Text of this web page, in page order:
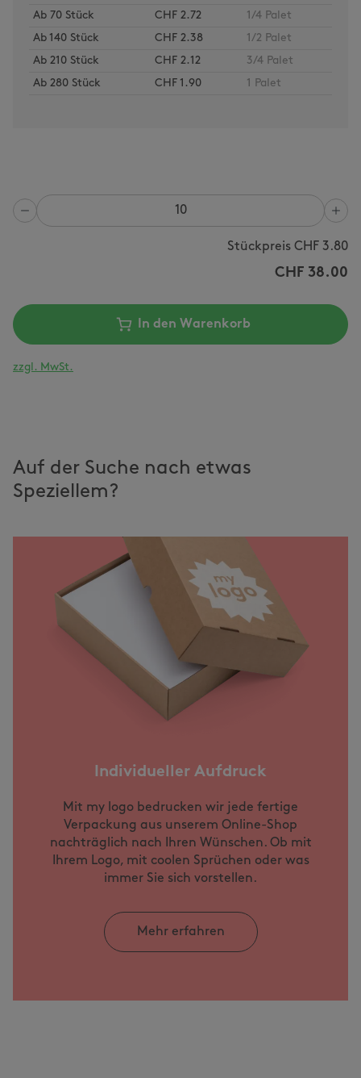
Ab 70 Stück CHF 2.72
1/4 Palet
Ab 140 Stück CHF 2.38
1/2 Palet
Ab 210 Stück CHF 2.12
3/4 Palet
Ab 280 Stück CHF 1.90 1 Palet
Anzahl
Stückpreis CHF 3.80
CHF 38.00
In den Warenkorb
zzgl. MwSt.
Auf der Suche nach etwas
Speziellem?
Individueller Aufdruck
Mit my logo bedrucken wir jede fertige
Verpackung aus unserem Online-Shop
nachträglich nach Ihren Wünschen. Ob mit
Ihrem Logo, mit coolen Sprüchen oder was
immer Sie sich vorstellen.
Mehr erfahren